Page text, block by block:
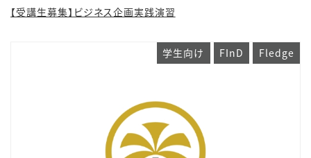
【受講生募集】ビジネス企画実践演習
学生向け FInD Fledge